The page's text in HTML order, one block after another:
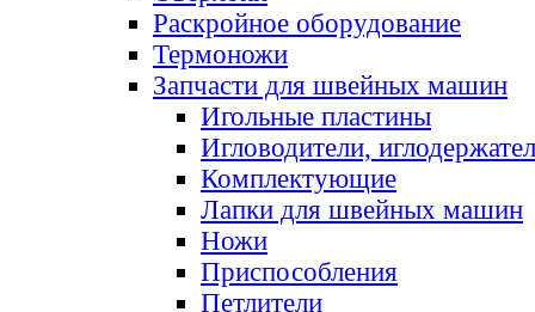
Раскройное оборудование
Термоножи
Запчасти для швейных машин
Игольные пластины
Игловодители,
Комплектующие
Лапки для швейных машин
Ножи
Приспособления
Петлители